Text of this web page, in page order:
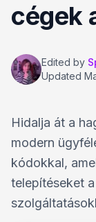
cégek
Edited by
Updated
Hidalja át a
modern
kódokkal,
telepítéseket